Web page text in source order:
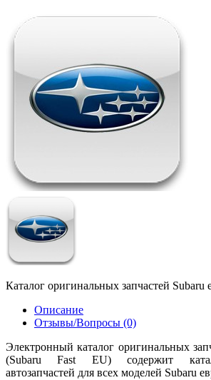
Каталог оригинальных запчастей Subaru
Описание
Отзывы/Вопросы (0)
Электронный каталог оригинальных
(Subaru Fast EU) содержит
автозапчастей для всех моделей Subaru